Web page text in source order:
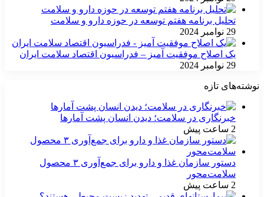
تحلیل برنامه هفتم توسعه در حوزه دارو و سلامت
29 نوامبر 2024
یک اصلاح موفقیت آمیز – فدراسیون اقتصاد سلامت ایران
29 نوامبر 2024
نوشته‌های تازه
خبرنگاری در سلامت؛ دیدن انسان پشت آمارها
2 ساعت پیش
دستور سازمان غذا و دارو برای جمع‌آوری ۳ محصول
سلامت‌محور
2 ساعت پیش